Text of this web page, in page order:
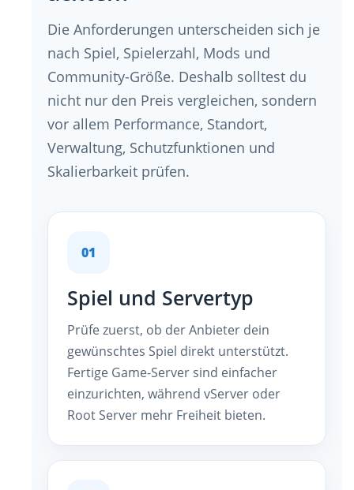
Die Anforderungen unterscheiden sich je
nach Spiel, Spielerzahl, Mods und
Community-Größe. Deshalb solltest du
nicht nur den Preis vergleichen, sondern
vor allem Performance, Standort,
Verwaltung, Schutzfunktionen und
Skalierbarkeit prüfen.
01
Spiel und Servertyp
Prüfe zuerst, ob der Anbieter dein
gewünschtes Spiel direkt unterstützt.
Fertige Game-Server sind einfacher
einzurichten, während vServer oder
Root Server mehr Freiheit bieten.